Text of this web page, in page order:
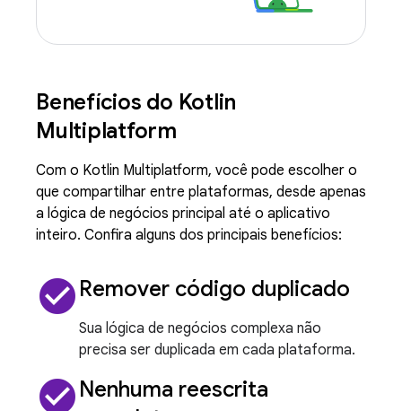
Benefícios do Kotlin
Multiplatform
Com o Kotlin Multiplatform, você pode escolher o
que compartilhar entre plataformas, desde apenas
a lógica de negócios principal até o aplicativo
inteiro. Confira alguns dos principais benefícios:
check_circle Remover código duplicado
Sua lógica de negócios complexa não
precisa ser duplicada em cada plataforma.
check_circle Nenhuma reescrita